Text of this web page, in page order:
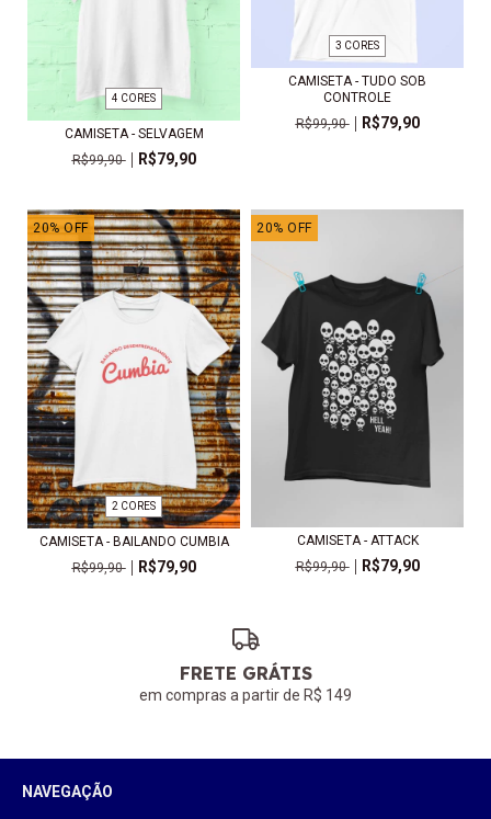
4 CORES
CAMISETA - SELVAGEM
R$99,90
R$79,90
3 CORES
CAMISETA - TUDO SOB
CONTROLE
R$99,90
R$79,90
20% OFF
2 CORES
CAMISETA - BAILANDO CUMBIA
R$99,90
R$79,90
20% OFF
CAMISETA - ATTACK
R$99,90
R$79,90
FRETE GRÁTIS
em compras a partir de R$ 149
NAVEGAÇÃO